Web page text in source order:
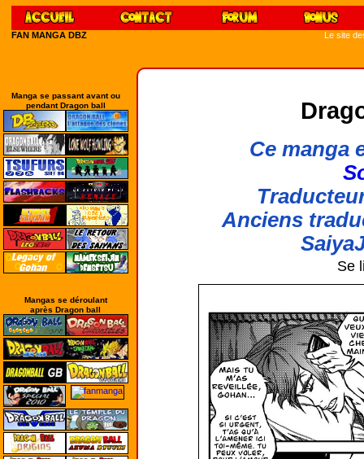
FAN MANGA DBZ Le site
Manga se passant avant ou
pendant Dragon ball
Mangas se déroulant
après Dragon ball
Ce manga
Anciens
Se